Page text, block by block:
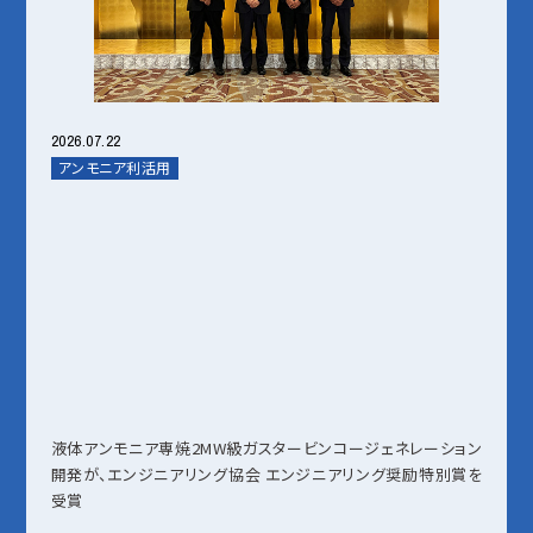
2026.07.22
アンモニア利活用
液体アンモニア専焼2MW級ガスタービンコージェネレーション
開発が、エンジニアリング協会 エンジニアリング奨励特別賞を
受賞